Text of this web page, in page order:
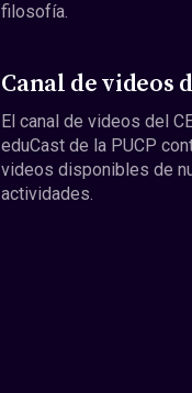
filosofía.
Canal de videos
El canal de videos del
eduCast de la PUCP
videos disponibles de
actividades.